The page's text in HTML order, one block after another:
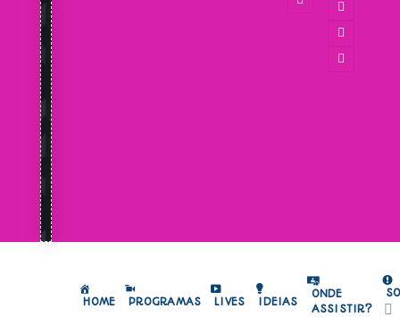
HOME PROGRAMAS LIVES IDEIAS
ONDE
ASSISTIR?